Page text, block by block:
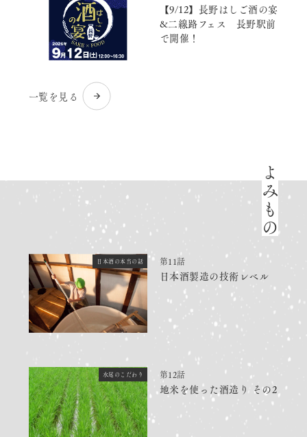
【9/12】長野はしご酒の宴
&二線路フェス 長野駅前
で開催！
一覧を見る
よみもの
日本酒の本当の話 第11話
日本酒製造の技術レベル
水尾のこだわり 第12話
地米を使った酒造り その2